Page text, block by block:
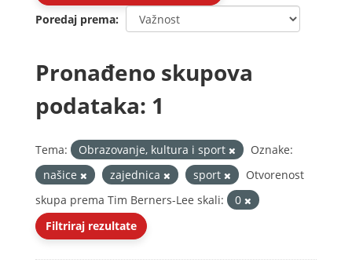
Poredaj prema
Pronađeno skupova
podataka: 1
Tema: Obrazovanje, kultura i sport
Oznake:
našice
zajednica sport
Otvorenost
skupa prema Tim Berners-Lee skali:
0
Filtriraj rezultate